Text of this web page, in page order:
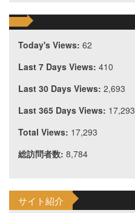
Today's Views: 62
Last 7 Days Views: 410
Last 30 Days Views: 2,693
Last 365 Days Views: 17,293
Total Views: 17,293
総訪問者数: 8,784
サイト紹介